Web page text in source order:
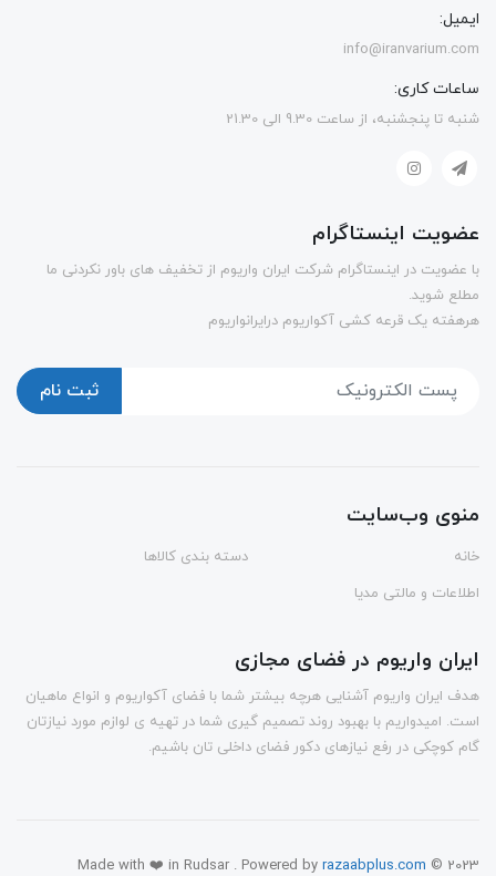
ایمیل:
info@iranvarium.com
ساعات کاری:
شنبه تا پنجشنبه، از ساعت 9.30 الی 21.30
عضویت اینستاگرام
با عضویت در اینستاگرام شرکت ایران واریوم از تخفیف های باور نکردنی ما
مطلع شوید.
هرهفته یک قرعه کشی آکواریوم درایرانواریوم
ثبت نام
منوی وب‌سایت
خانه
دسته بندی کالاها
اطلاعات و مالتی مدیا
ایران واریوم در فضای مجازی
هدف ایران واریوم آشنایی هرچه بیشتر شما با فضای آکواریوم و انواع ماهیان
است. امیدواریم با بهبود روند تصمیم گیری شما در تهیه ی لوازم مورد نیازتان
گام کوچکی در رفع نیازهای دکور فضای داخلی تان باشیم.
Made with ❤️ in Rudsar . Powered by razaabplus.com © 2023